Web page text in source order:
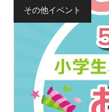
その他イベント